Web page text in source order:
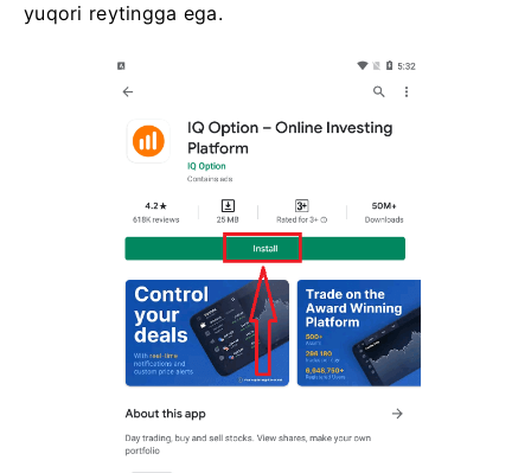
yuqori reytingga ega.